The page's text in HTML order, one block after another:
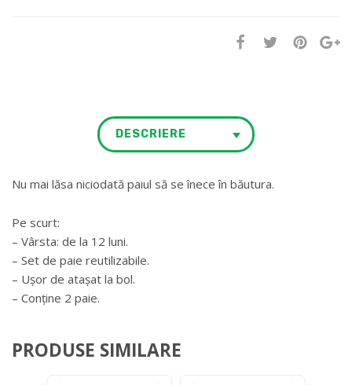
DESCRIERE
Nu mai lăsa niciodată paiul să se înece în băutura.
Pe scurt:
– Vârsta: de la 12 luni.
– Set de paie reutilizabile.
– Ușor de atașat la bol.
– Conține 2 paie.
PRODUSE SIMILARE